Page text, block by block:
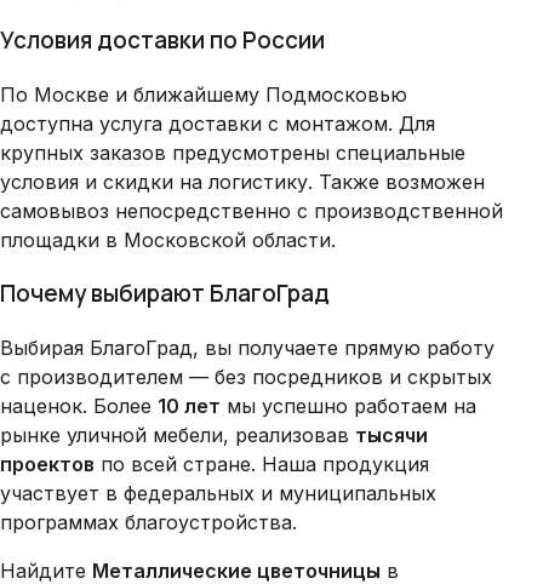
Условия доставки по России
По Москве и ближайшему Подмосковью
доступна услуга доставки с монтажом. Для
крупных заказов предусмотрены специальные
условия и скидки на логистику. Также возможен
самовывоз непосредственно с производственной
площадки в Московской области.
Почему выбирают БлагоГрад
Выбирая БлагоГрад, вы получаете прямую работу
с производителем — без посредников и скрытых
наценок. Более 10 лет мы успешно работаем на
рынке уличной мебели, реализовав тысячи
проектов по всей стране. Наша продукция
участвует в федеральных и муниципальных
программах благоустройства.
Найдите Металлические цветочницы в